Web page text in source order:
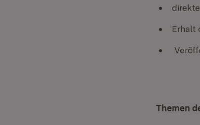
Erhalt
Themen